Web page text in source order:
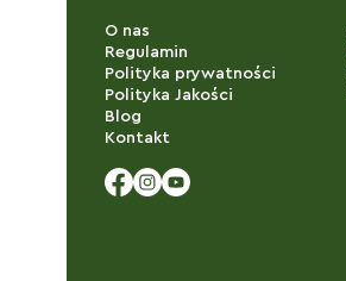
O nas
Regulamin
Polityka prywatności
Polityka Jakości
Blog
Kontakt
Facebook
Instagram
YouTube